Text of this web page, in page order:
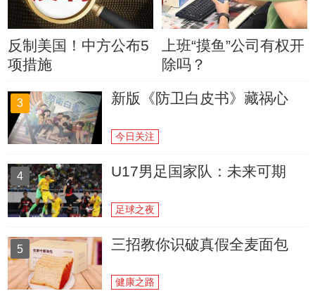
反制美国！中方公布5
项措施
上班“摸鱼”公司有权开
除吗？
3 新版《防卫白皮书》藏祸心
今日关注
4 U17男足国家队：未来可期
足球之夜
5 三招教你识破真假全麦面包
健康之路